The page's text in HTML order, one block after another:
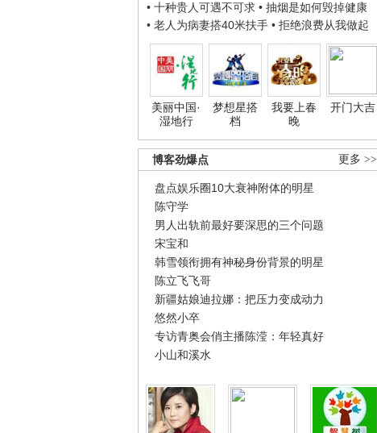
• 十种贵人可遇不可求 • 抽烟是如何毁掉健康
• 老人为病妻搭40米扶手 • 拒绝浪费从我做起
美丽中国·
湿地行
梦想星搭
档
我要上春
晚
开门大吉
更多 >>
博客劲爆点
盘点娱乐圈10大衰神附体的明星
陈守学
男人出轨前最好要深思的三个问题
宋宝和
韩雪领衔拥有神秘身份背景的明星
陈立飞飞哥
新疆姑娘迪拉娜：把压力变成动力
悠然小卒
专访青奥会俏主播陈滢：年轻真好
小山和溪水